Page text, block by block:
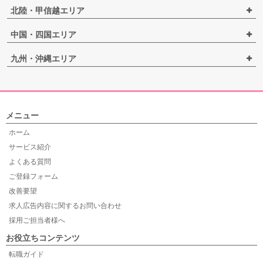
北陸・甲信越エリア
中国・四国エリア
九州・沖縄エリア
メニュー
ホーム
サービス紹介
よくある質問
ご登録フォーム
改善要望
求人広告内容に関するお問い合わせ
採用ご担当者様へ
お役立ちコンテンツ
転職ガイド